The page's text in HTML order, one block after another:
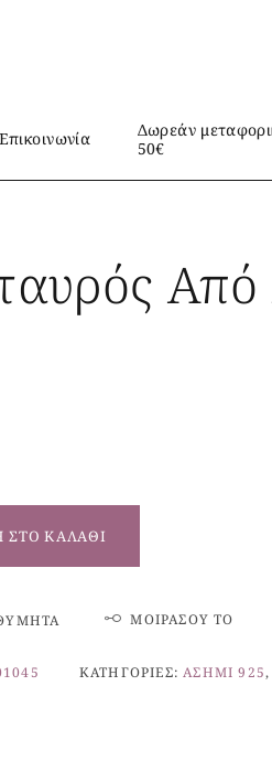
Επικοινωνία
Δωρεάν
50€
ΚΑΛΆΘΙ
ΜΟΙΡΆΣΟΥ ΤΟ
ΚΑΤΗΓΟΡΊΕΣ:ΑΣΉΜΙ 925